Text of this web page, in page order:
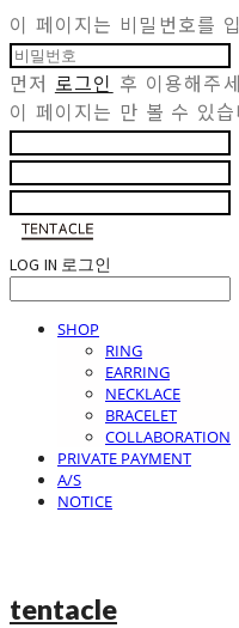
이 페이지는 비밀번호를
먼저 로그인 후 이용해주
이 페이지는 만 볼 수 있
LOG IN 로그인
SHOP
RING
EARRING
NECKLACE
BRACELET
COLLABORATION
PRIVATE PAYMENT
A/S
NOTICE
tentacle